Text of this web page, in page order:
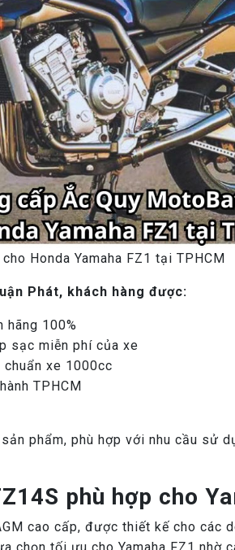
Honda Yamaha FZ1 tại TPHCM
Phát, khách hàng được:
hãng 100%
sạc miễn phí của xe
xe 1000cc
TPHCM
phẩm, phù hợp với nhu cầu sử
phù hợp cho
cao cấp, được thiết kế cho các